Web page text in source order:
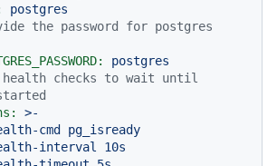
postgres
the password for postgres
postgres
health checks to wait until
>-